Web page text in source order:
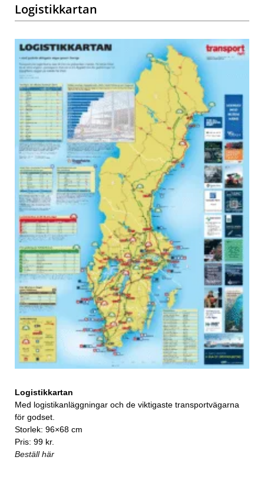
Logistikkartan
Logistikkartan
Med logistikanläggningar och de viktigaste transportvägarna
för godset.
Storlek: 96×68 cm
Pris: 99 kr.
Beställ här